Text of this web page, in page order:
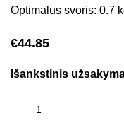
Optimalus svoris: 0.7
€44.85
Išankstinis